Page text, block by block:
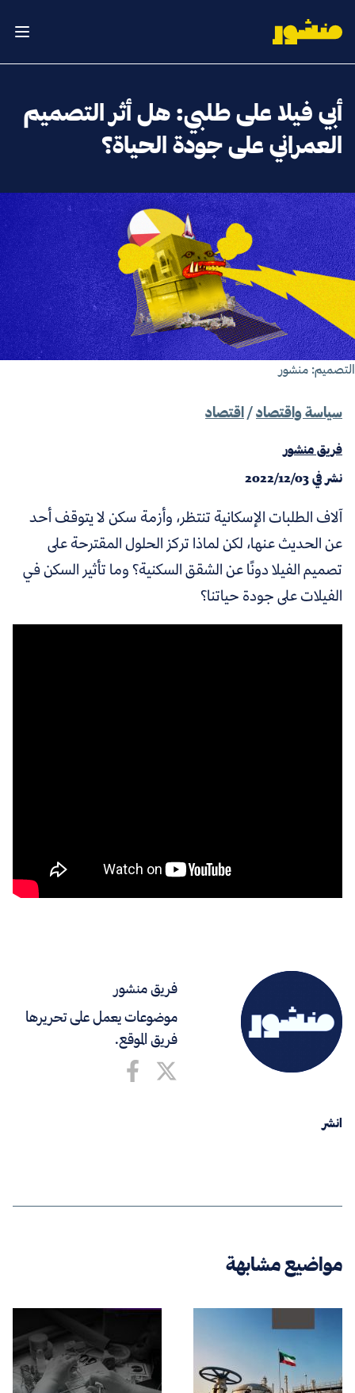
الصفحة الرئيسية
فتح
أبي فيلا على طلبي: هل أثر التصميم
العمراني على جودة الحياة؟
منشور
فريق منشور
موضوعات يعمل على تحريرها
فريق الموقع.
انشر
سياسة واقتصاد/ اقتصاد
فريق منشور
نشر في2022/12/03
آلاف الطلبات الإسكانية تنتظر، وأزمة سكن لا يتوقف أحد
عن الحديث عنها، لكن لماذا تركز الحلول المقترحة على
تصميم الفيلا دونًا عن الشقق السكنية؟ وما تأثير السكن في
الفيلات على جودة حياتنا؟
مواضيع مشابهة